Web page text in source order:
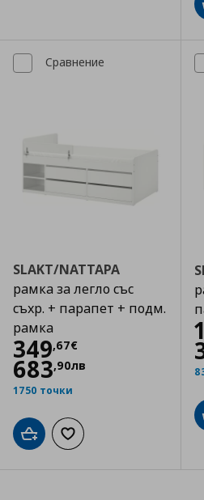
Сравнение
SLAKT/NATTAPA
рамка за легло със
съхр. + парапет + подм.
рамка
349,67€
Цена
683,90лв
1750 точки
Добави в кошницата
Добави към списъка с